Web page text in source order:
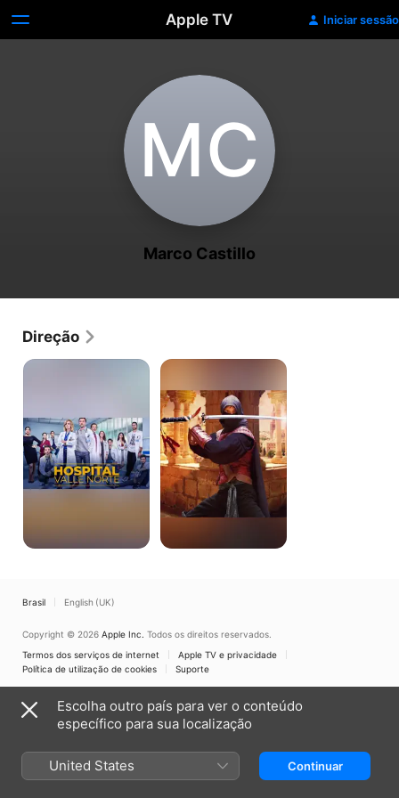
Apple TV Iniciar sessão
M‌C
Marco Castillo
Direção
Hospital
Águia
Brasil English (UK)
Copyright © 2026 Apple Inc. Todos os direitos reservados.
Termos dos serviços de internet
Apple TV e privacidade
Política de utilização de cookies
Suporte
Escolha outro país para ver o conteúdo
específico para sua localização
United States Continuar